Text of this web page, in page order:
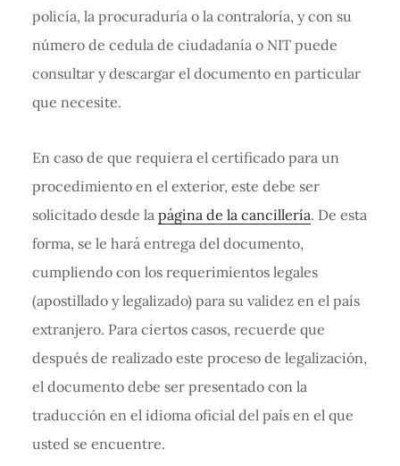
policía, la procuraduría o la contraloría, y con su
número de cedula de ciudadanía o NIT puede
consultar y descargar el documento en particular
que necesite.
En caso de que requiera el certificado para un
procedimiento en el exterior, este debe ser
solicitado desde la página de la cancillería. De esta
forma, se le hará entrega del documento,
cumpliendo con los requerimientos legales
(apostillado y legalizado) para su validez en el país
extranjero. Para ciertos casos, recuerde que
después de realizado este proceso de legalización,
el documento debe ser presentado con la
traducción en el idioma oficial del país en el que
usted se encuentre.